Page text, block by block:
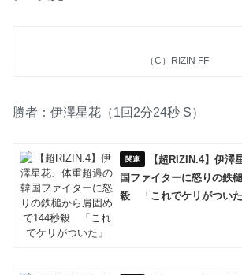
（C）RIZIN FF
勝者：伊澤星花（1回2分24秒 S）
【超RIZIN.4】伊澤
国ファイターに怒りの鉄
殺 「これでケリがついた